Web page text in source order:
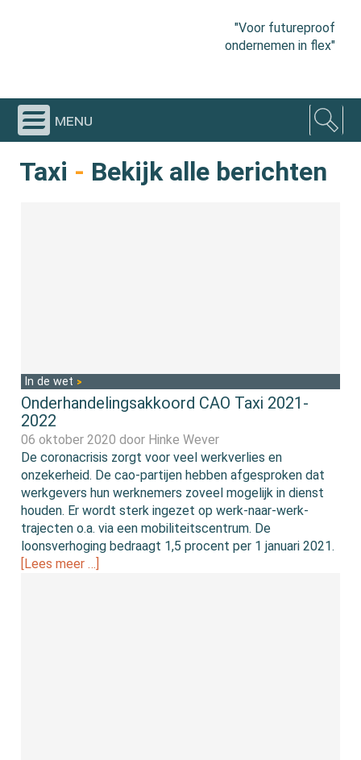
"Voor futureproof
ondernemen in flex"
menu
Taxi - Bekijk alle berichten
In de wet
Onderhandelingsakkoord CAO Taxi 2021-
2022
06 oktober 2020 door Hinke Wever
De coronacrisis zorgt voor veel werkverlies en
onzekerheid. De cao-partijen hebben afgesproken dat
werkgevers hun werknemers zoveel mogelijk in dienst
houden. Er wordt sterk ingezet op werk-naar-werk-
trajecten o.a. via een mobiliteitscentrum. De
loonsverhoging bedraagt 1,5 procent per 1 januari 2021.
[Lees meer …]